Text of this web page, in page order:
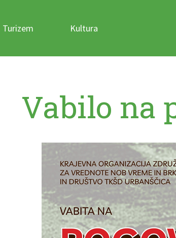
Turizem Kultura
Vabilo na